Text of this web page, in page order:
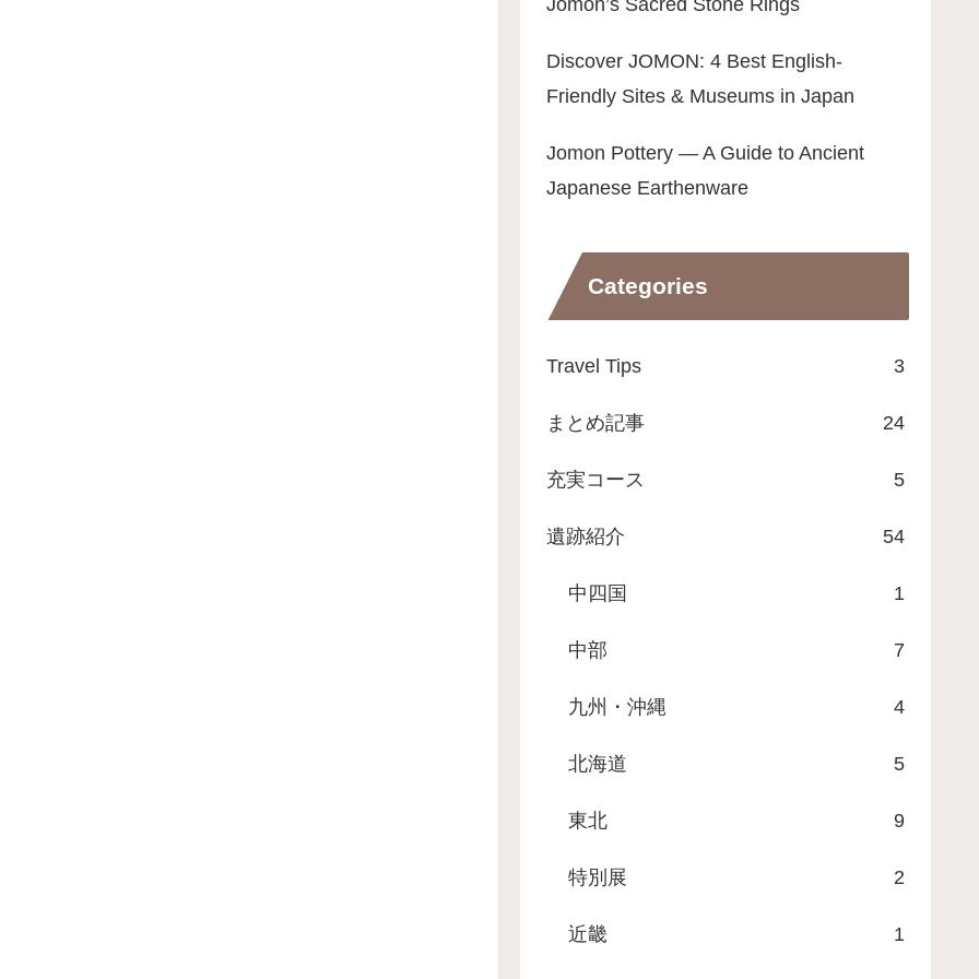
Jomon’s Sacred Stone Rings
Discover JOMON: 4 Best English-
Friendly Sites & Museums in Japan
Jomon Pottery — A Guide to Ancient
Japanese Earthenware
Categories
Travel Tips 3
まとめ記事 24
充実コース 5
遺跡紹介 54
中四国 1
中部 7
九州・沖縄 4
北海道 5
東北 9
特別展 2
近畿 1